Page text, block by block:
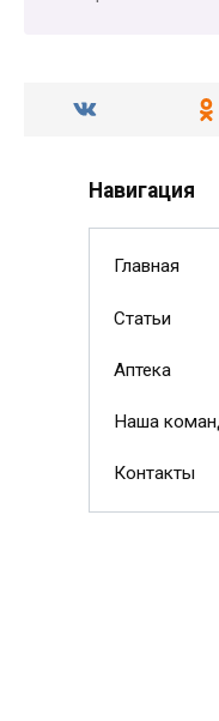
Навигация
Главная
Статьи
Аптека
Наша
Контакты